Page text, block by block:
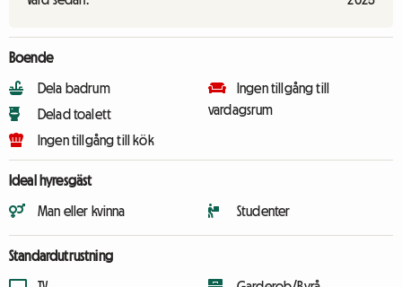
Boende
Dela badrum
Delad toalett
Ingen tillgång till kök
Ingen tillgång till
vardagsrum
Ideal hyresgäst
Man eller kvinna Studenter
Standardutrustning